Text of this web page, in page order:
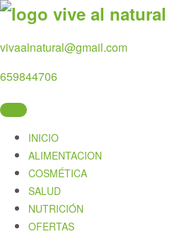
Skip
content
vivaalnatural@gmail.com
659844706
INICIO
ALIMENTACION
COSMÉTICA
SALUD
NUTRICIÓN
OFERTAS